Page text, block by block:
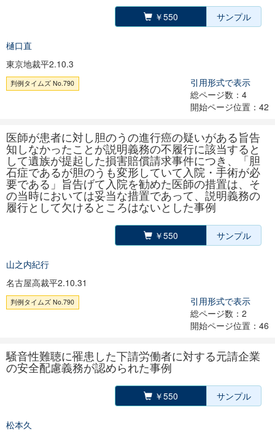
￥550 サンプル
樋口直
東京地裁平2.10.3
判例タイムズ No.790
引用形式で表示
総ページ数：4
開始ページ位置：42
医師が患者に対し胆のうの進行癌の疑いがある旨告
知しなかったことが説明義務の不履行に該当すると
して遺族が提起した損害賠償請求事件につき、「胆
石症であるが胆のうも変形していて入院・手術が必
要である」旨告げて入院を勧めた医師の措置は、そ
の当時においては妥当な措置であって、説明義務の
履行として欠けるところはないとした事例
￥550 サンプル
山之内紀行
名古屋高裁平2.10.31
判例タイムズ No.790
引用形式で表示
総ページ数：2
開始ページ位置：46
騒音性難聴に罹患した下請労働者に対する元請企業
の安全配慮義務が認められた事例
￥550 サンプル
松本久